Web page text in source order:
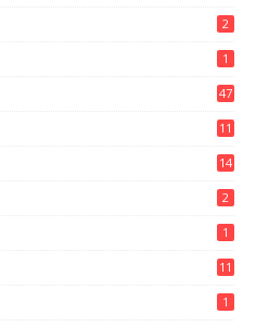
2
1
47
11
14
2
1
11
1